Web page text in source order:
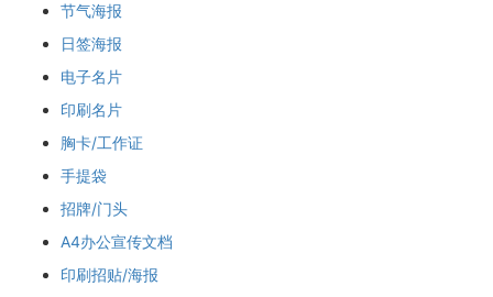
节气海报
日签海报
电子名片
印刷名片
胸卡/工作证
手提袋
招牌/门头
A4办公宣传文档
印刷招贴/海报